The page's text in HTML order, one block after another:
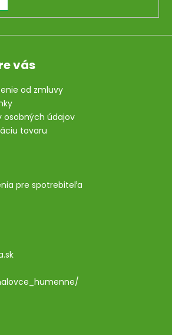
vás
od zmluvy
osobných údajov
tovaru
pre spotrebiteľa